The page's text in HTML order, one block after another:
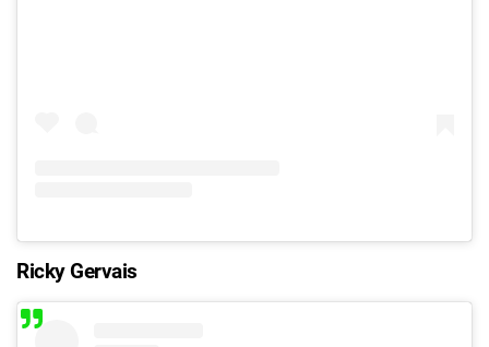
Ricky Gervais